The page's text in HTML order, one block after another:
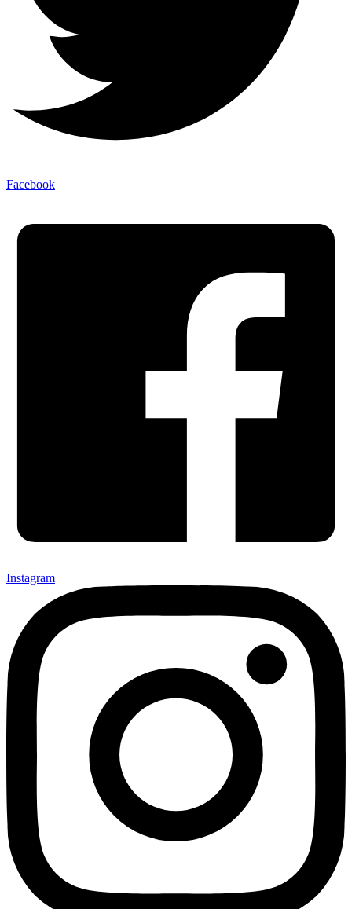
Facebook
Instagram